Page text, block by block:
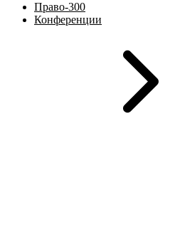
Право-300
Конференции